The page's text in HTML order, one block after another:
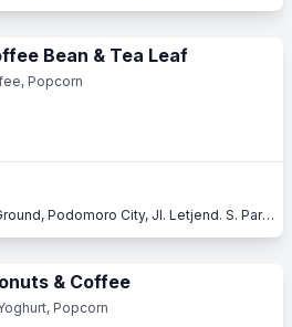
Bean & Tea Leaf
Popcorn
Central Park Mall, Lantai Ground, Podomoro City, Jl. Letjend. S. Parman Kav. 28, Slipi, Jakarta Barat, Jakarta
& Coffee
Popcorn